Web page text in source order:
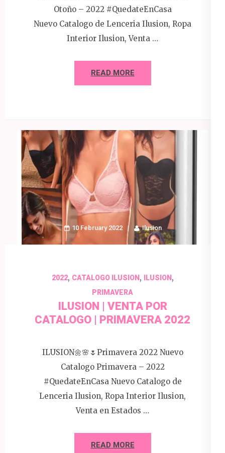
Otoño – 2022 #QuedateEnCasa
Nuevo Catalogo de Lenceria Ilusion, Ropa
Interior Ilusion, Venta …
READ MORE
10 February 2022 Ilusion
2022, CATALOGO ILUSION, ILUSION,
PRIMAVERA
ILUSION | VENTA POR
CATALOGO | PRIMAVERA 2022
ILUSION🌼🌸🌷Primavera 2022 Nuevo
Catalogo Primavera – 2022
#QuedateEnCasa Nuevo Catalogo de
Lenceria Ilusion, Ropa Interior Ilusion,
Venta en Estados …
READ MORE